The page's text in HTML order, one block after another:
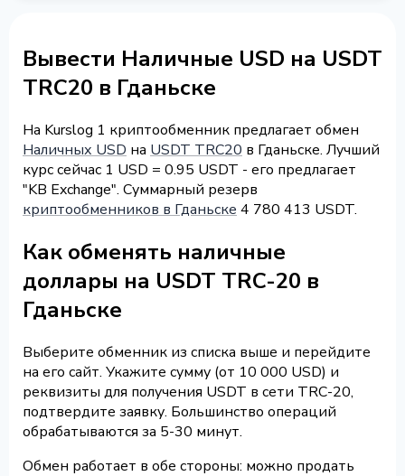
Вывести Наличные USD на USDT
TRC20 в Гданьске
На Kurslog 1 криптообменник предлагает обмен
Наличных USD на USDT TRC20 в Гданьске. Лучший
курс сейчас 1 USD = 0.95 USDT - его предлагает
"KB Exchange". Суммарный резерв
криптообменников в Гданьске 4 780 413 USDT.
Как обменять наличные
доллары на USDT TRC-20 в
Гданьске
Выберите обменник из списка выше и перейдите
на его сайт. Укажите сумму (от 10 000 USD) и
реквизиты для получения USDT в сети TRC-20,
подтвердите заявку. Большинство операций
обрабатываются за 5-30 минут.
Обмен работает в обе стороны: можно продать